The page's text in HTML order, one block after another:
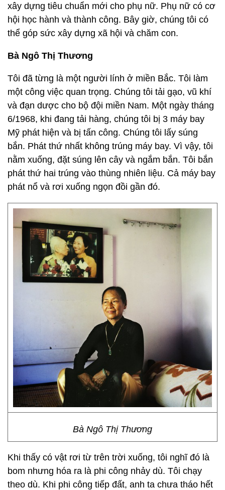
xây dựng tiêu chuẩn mới cho phụ nữ. Phụ nữ có cơ
hội học hành và thành công. Bây giờ, chúng tôi có
thể góp sức xây dựng xã hội và chăm con.
Bà Ngô Thị Thương
Tôi đã từng là một người lính ở miền Bắc. Tôi làm
một công việc quan trọng. Chúng tôi tải gạo, vũ khí
và đạn dược cho bộ đội miền Nam. Một ngày tháng
6/1968, khi đang tải hàng, chúng tôi bị 3 máy bay
Mỹ phát hiện và bị tấn công. Chúng tôi lấy súng
bắn. Phát thứ nhất không trúng máy bay. Vì vậy, tôi
nằm xuống, đặt súng lên cây và ngắm bắn. Tôi bắn
phát thứ hai trúng vào thùng nhiên liệu. Cả máy bay
phát nổ và rơi xuống ngọn đồi gần đó.
Bà Ngô Thị Thương
Khi thấy có vật rơi từ trên trời xuống, tôi nghĩ đó là
bom nhưng hóa ra là phi công nhảy dù. Tôi chạy
theo dù. Khi phi công tiếp đất, anh ta chưa tháo hết